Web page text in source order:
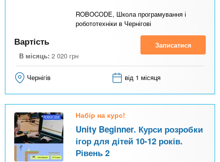
ROBOCODE, Школа програмування і
робототехніки в Чернігові
Вартість
В місяць: 2 020 грн
Записатися
Чернігів від 1 місяця
Набір на курс!
Unity Beginner. Курси розробки
ігор для дітей 10-12 років.
Рівень 2